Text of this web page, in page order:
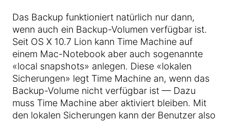
Das Backup funktioniert natürlich nur dann,
wenn auch ein Backup-Volumen verfügbar ist.
Seit OS X 10.7 Lion kann Time Machine auf
einem Mac-Notebook aber auch sogenannte
«local snapshots» anlegen. Diese «lokalen
Sicherungen» legt Time Machine an, wenn das
Backup-Volume nicht verfügbar ist — Dazu
muss Time Machine aber aktiviert bleiben. Mit
den lokalen Sicherungen kann der Benutzer also